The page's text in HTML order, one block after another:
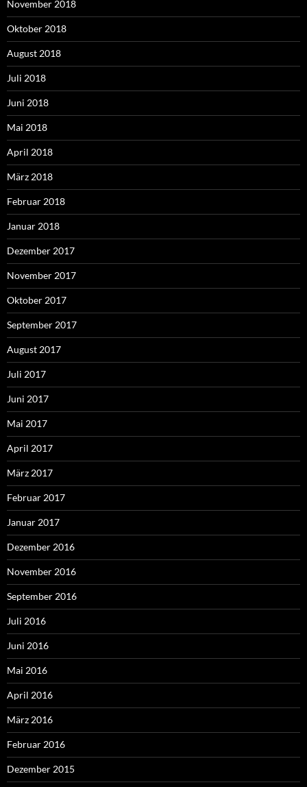
November 2018
Oktober 2018
August 2018
Juli 2018
Juni 2018
Mai 2018
April 2018
März 2018
Februar 2018
Januar 2018
Dezember 2017
November 2017
Oktober 2017
September 2017
August 2017
Juli 2017
Juni 2017
Mai 2017
April 2017
März 2017
Februar 2017
Januar 2017
Dezember 2016
November 2016
September 2016
Juli 2016
Juni 2016
Mai 2016
April 2016
März 2016
Februar 2016
Dezember 2015